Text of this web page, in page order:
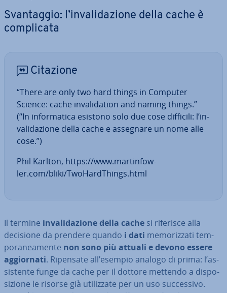
Svan­tag­gio: l’in­va­li­da­zio­ne della cache è
com­pli­ca­ta
Citazione
“There are only two hard things in Computer
Science: cache in­va­li­da­tion and naming things.”
(“In in­for­ma­ti­ca esistono solo due cose difficili: l’in­
va­li­da­zio­ne della cache e assegnare un nome alle
cose.”)
Phil Karlton, https://www.mar­tin­fo­w­
ler.com/bliki/Two­Hard­Things.html
Il termine in­va­li­da­zio­ne della cache si riferisce alla
decisione da prendere quando i dati me­mo­riz­za­ti tem­
po­ra­nea­men­te non sono più attuali e devono essere
ag­gior­na­ti. Ripensate all’esempio analogo di prima: l’as­
si­sten­te funge da cache per il dottore mettendo a di­spo­
si­zio­ne le risorse già uti­liz­za­te per un uso suc­ces­si­vo.